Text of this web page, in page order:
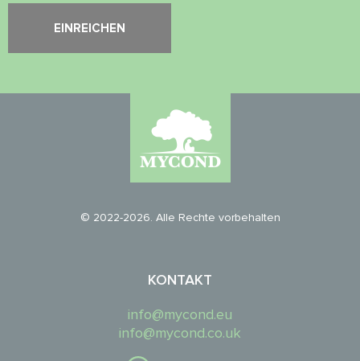
© 2022-2026. Alle Rechte vorbehalten
KONTAKT
info@mycond.eu
info@mycond.co.uk